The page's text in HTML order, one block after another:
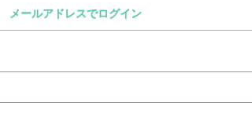
メールアドレスでログイン